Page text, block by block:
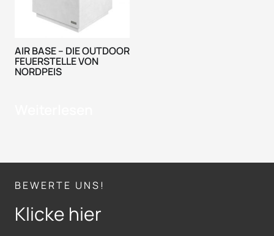
AIR BASE – DIE OUTDOOR
FEUERSTELLE VON
NORDPEIS
BEWERTE UNS!
Klicke hier